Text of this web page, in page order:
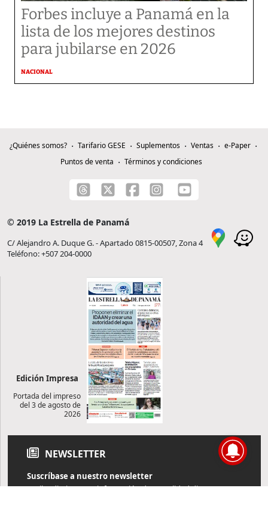
Forbes incluye a Panamá en la
lista de los mejores destinos
para jubilarse en 2026
NACIONAL
¿Quiénes somos? Tarifario GESE Suplementos Ventas
e-Paper
Puntos de venta
Términos y condiciones
© 2019 La Estrella de Panamá
C/ Alejandro A. Duque G. - Apartado 0815-00507, Zona 4
Teléfono: +507 204-0000
Edición Impresa
Portada del impreso
del 3 de agosto de
2026
NEWSLETTER
Suscríbase a nuestro newsletter
Reciba diariamente información de actualidad directamente en